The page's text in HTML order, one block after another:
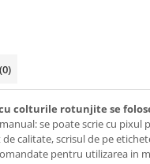
(0)
colturile rotunjite se
se poate scrie cu
calitate, scrisul de pe
pentru utilizarea in